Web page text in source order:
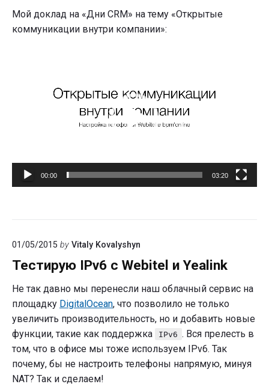
Мой доклад на «Дни CRM» на тему «Открытые
коммуникации внутри компании»:
00:00 03:20
01/05/2015 by Vitaly Kovalyshyn
Тестирую IPv6 с Webitel и Yealink
Не так давно мы перенесли наш облачный сервис на
площадку DigitalOcean, что позволило не только
увеличить производительность, но и добавить новые
функции, такие как поддержка
IPv6 . Вся прелесть в
том, что в офисе мы тоже используем IPv6. Так
почему, бы не настроить телефоны напрямую, минуя
NAT? Так и сделаем!